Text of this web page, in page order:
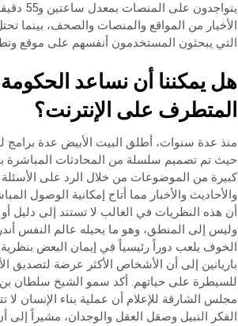
الأخبار من المواقع والمنصات والصحف، بينما
التي يبحثون المستخدمون أنفسهم على موقع
هل يمكننا أن نساعد
المتطرف على الإنترنت؟
منذ عدة سنوات، أطلق البيت الأبيض عدة برامج
حيث تم تصميم سلسلة من المحادثات المباشرة
كبيرة من الموضوعات من خلال الرد على
والأحاديث والأخبار مما أتاح إمكانية الوصول
أن هذه النظريات في الغالب لا تستند إلى دليل
وليس إلى المنطق، وهو ما يحيله عالم النفس
الخوف يلعب دوراً رئيسياً في إيمان البعض
باريانين إلى أن الأشخاص الأكثر عرضة لتصديق
للسيطرة على حياتهم. أكد سمو الشيخ سلطان
مجلس الشارقة للإعلام أن عملية بناء الإنسان
الفكر النبيل وصقل العقل والوجدان، مشيراً إلى